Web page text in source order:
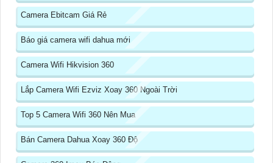
Camera Ebitcam Giá Rẻ
Báo giá camera wifi dahua mới
Camera Wifi Hikvision 360
Lắp Camera Wifi Ezviz Xoay 360 Ngoài Trời
Top 5 Camera Wifi 360 Nên Mua
Bán Camera Dahua Xoay 360 Độ